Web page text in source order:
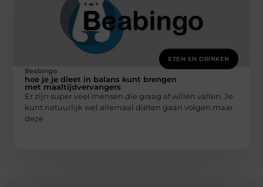
ETEN EN DRINKEN
Beabingo
hoe je je dieet in balans kunt brengen
met maaltijdvervangers
Er zijn super veel mensen die graag af willen vallen. Je
kunt natuurlijk wel allemaal diëten gaan volgen maar
deze